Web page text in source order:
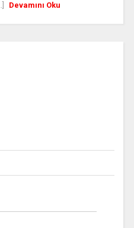
Devamını Oku